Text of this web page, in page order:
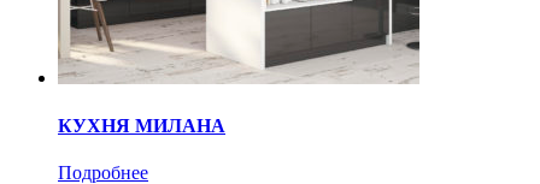
КУХНЯ МИЛАНА
Подробнее